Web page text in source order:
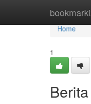
Home
Home
1